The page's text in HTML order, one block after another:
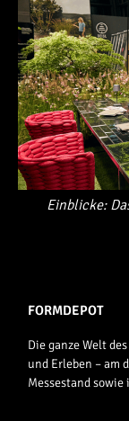
Einblicke:
FORMDEPOT
Die ganze Welt
und Erleben – am
Messestand sowie